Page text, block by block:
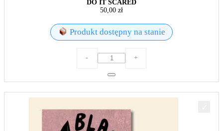
DO IT SCARED
50,00 zł
Produkt dostępny na stanie
-
DO
SCARED
+